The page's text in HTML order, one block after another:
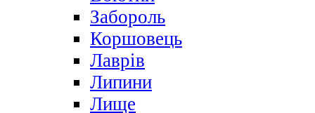
Забороль
Коршовець
Лаврів
Липини
Лище